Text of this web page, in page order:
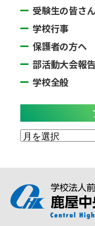
受験生の皆さ
学校行事
保護者の方へ
部活動大会報告
学校全般
ア
ブ